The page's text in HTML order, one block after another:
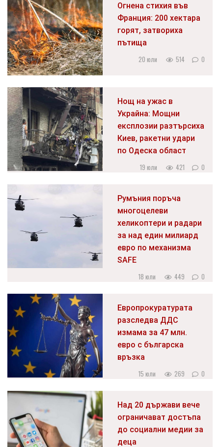
Огнена стихия във
Франция: 200 хектара
горят, затвориха
пътища
20 юли 514 0
Нощ на ужас в
Украйна: Мощни
експлозии разтърсиха
Киев, ракетни удари
по Одеска област
19 юли 421 0
Румъния поръча
многоцелеви
хеликоптери и радари
за над един милиард
евро по механизма
SAFE
18 юли 449 0
Европрокуратурата
разследва ДДС
измама за 47 млн.
евро с българска
връзка
15 юли 269 0
Над 20 държави вече
ограничават достъпа
до социални медии за
деца